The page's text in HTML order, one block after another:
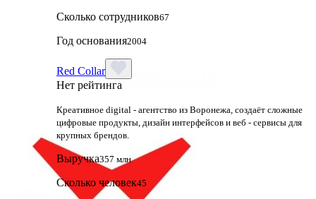
Сколько сотрудников67
Год основания2004
Red Collar
Нет рейтинга
Креативное digital - агентство из Воронежа, создаёт сложные
цифровые продукты, дизайн интерфейсов и веб - сервисы для
крупных брендов.
Выручка357 млн
Сколько человек45